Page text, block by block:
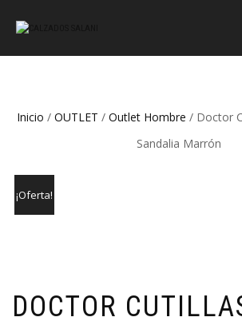
Inicio / OUTLET / Outlet Hombre / Doctor
Sandalia Marrón
¡Oferta!
DOCTOR